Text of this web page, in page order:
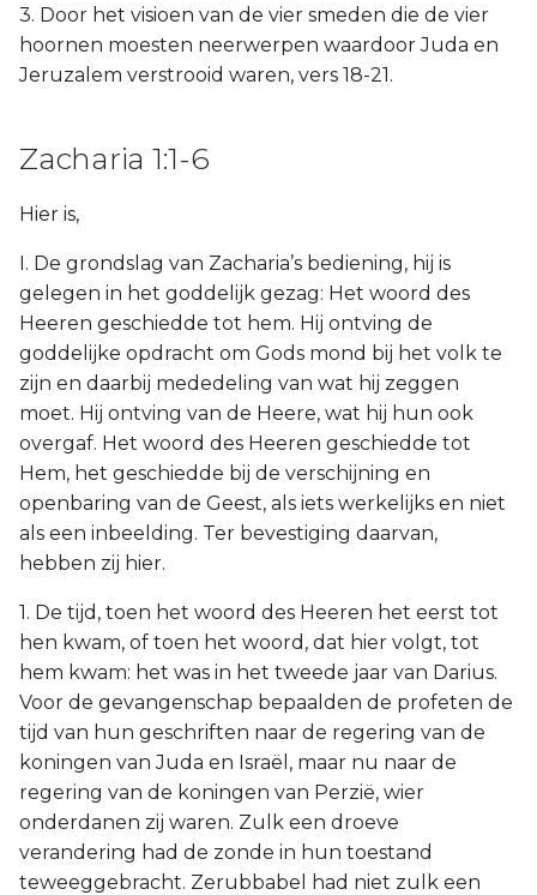
3. Door het visioen van de vier smeden die de vier
hoornen moesten neerwerpen waardoor Juda en
Jeruzalem verstrooid waren, vers 18-21.
Zacharia 1:1-6
Hier is,
I. De grondslag van Zacharia’s bediening, hij is
gelegen in het goddelijk gezag: Het woord des
Heeren geschiedde tot hem. Hij ontving de
goddelijke opdracht om Gods mond bij het volk te
zijn en daarbij mededeling van wat hij zeggen
moet. Hij ontving van de Heere, wat hij hun ook
overgaf. Het woord des Heeren geschiedde tot
Hem, het geschiedde bij de verschijning en
openbaring van de Geest, als iets werkelijks en niet
als een inbeelding. Ter bevestiging daarvan,
hebben zij hier.
1. De tijd, toen het woord des Heeren het eerst tot
hen kwam, of toen het woord, dat hier volgt, tot
hem kwam: het was in het tweede jaar van Darius.
Voor de gevangenschap bepaalden de profeten de
tijd van hun geschriften naar de regering van de
koningen van Juda en Israël, maar nu naar de
regering van de koningen van Perzië, wier
onderdanen zij waren. Zulk een droeve
verandering had de zonde in hun toestand
teweeggebracht. Zerubbabel had niet zulk een